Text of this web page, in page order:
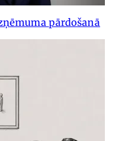
pārdošanā